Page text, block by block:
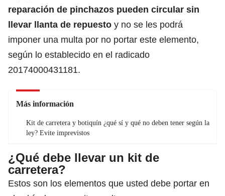
reparación de pinchazos pueden circular sin
llevar llanta de repuesto y no se les podrá
imponer una multa por no portar este elemento,
según lo establecido en el radicado
20174000431181.
Más información
Kit de carretera y botiquín ¿qué sí y qué no deben tener según la
ley? Evite imprevistos
¿Qué debe llevar un kit de
carretera?
Estos son los elementos que usted debe portar en